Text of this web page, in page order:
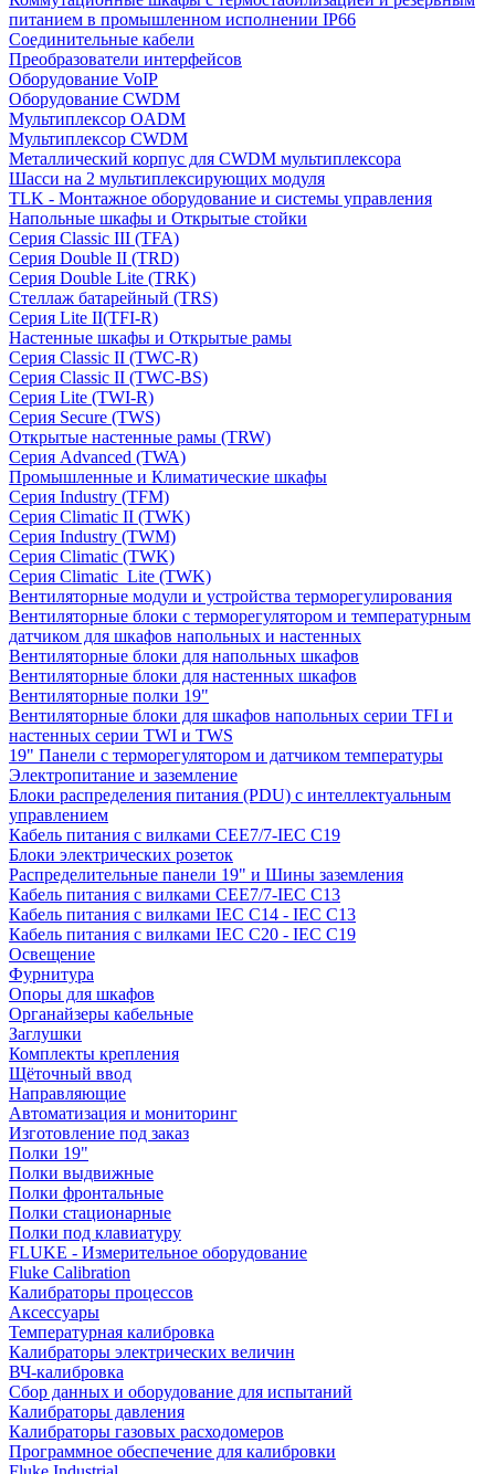
питанием в промышленном исполнении IP66
Соединительные кабели
Преобразователи интерфейсов
Оборудование VoIP
Оборудование CWDM
Мультиплекcор OADM
Мультиплексор CWDM
Металлический корпус для CWDM мультиплексора
Шасси на 2 мультиплексирующих модуля
TLK - Монтажное оборудование и системы управления
Напольные шкафы и Открытые стойки
Серия Classic III (TFA)
Серия Double II (TRD)
Серия Double Lite (TRK)
Стеллаж батарейный (TRS)
Серия Lite II(TFI-R)
Настенные шкафы и Открытые рамы
Серия Classic II (TWC-R)
Серия Classic II (TWC-BS)
Серия Lite (TWI-R)
Серия Secure (TWS)
Открытые настенные рамы (TRW)
Серия Advanced (TWA)
Промышленные и Климатические шкафы
Серия Industry (TFM)
Серия Climatic II (TWK)
Серия Industry (TWM)
Серия Climatic (TWK)
Серия Climatic_Lite (TWK)
Вентиляторные модули и устройства терморегулирования
Вентиляторные блоки с терморегулятором и температурным
датчиком для шкафов напольных и настенных
Вентиляторные блоки для напольных шкафов
Вентиляторные блоки для настенных шкафов
Вентиляторные полки 19"
Вентиляторные блоки для шкафов напольных серии TFI и
настенных серии TWI и TWS
19" Панели с терморегулятором и датчиком температуры
Электропитание и заземление
Блоки распределения питания (PDU) с интеллектуальным
управлением
Кабель питания с вилками CEE7/7-IEC C19
Блоки электрических розеток
Распределительные панели 19" и Шины заземления
Кабель питания с вилками CEE7/7-IEC C13
Кабель питания с вилками IEC C14 - IEC C13
Кабель питания с вилками IEC C20 - IEC C19
Освещение
Фурнитура
Опоры для шкафов
Органайзеры кабельные
Заглушки
Комплекты крепления
Щёточный ввод
Направляющие
Автоматизация и мониторинг
Изготовление под заказ
Полки 19"
Полки выдвижные
Полки фронтальные
Полки стационарные
Полки под клавиатуру
FLUKE - Измерительное оборудование
Fluke Calibration
Калибраторы процессов
Аксессуары
Температурная калибровка
Калибраторы электрических величин
ВЧ-калибровка
Сбор данных и оборудование для испытаний
Калибраторы давления
Калибраторы газовых расходомеров
Программное обеспечение для калибровки